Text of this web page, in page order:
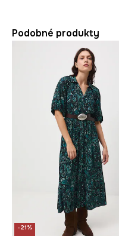
Podobné produkty
-21%